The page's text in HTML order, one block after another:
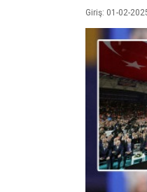
Giriş: 01-02-